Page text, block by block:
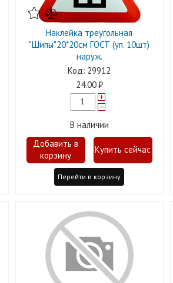
Наклейка треугольная
"Шипы"20*20см ГОСТ (уп. 10шт)
наруж.
29912
24.00
В наличии
Перейти в корзину